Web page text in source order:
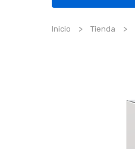
Inicio Tienda